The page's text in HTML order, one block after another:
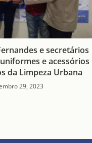
e secretários
e acessórios
da Limpeza Urbana
29, 2023